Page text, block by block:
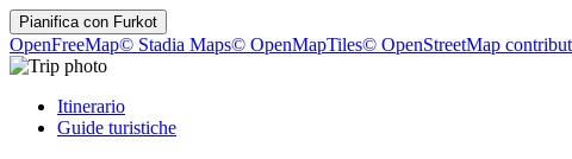
Pianifica con Furkot
OpenFreeMap© Stadia Maps© OpenMapTiles© OpenStreetMap
Itinerario
Guide turistiche